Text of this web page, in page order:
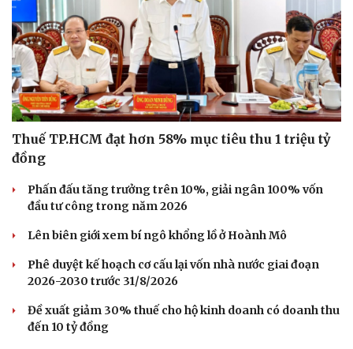
Kể chuyện cho bé
Hạt giống tâm hồn
Thuế TP.HCM đạt hơn 58% mục tiêu thu 1 triệu tỷ
đồng
Phấn đấu tăng trưởng trên 10%, giải ngân 100% vốn
đầu tư công trong năm 2026
Lên biên giới xem bí ngô khổng lồ ở Hoành Mô
Phê duyệt kế hoạch cơ cấu lại vốn nhà nước giai đoạn
2026-2030 trước 31/8/2026
Đề xuất giảm 30% thuế cho hộ kinh doanh có doanh thu
đến 10 tỷ đồng